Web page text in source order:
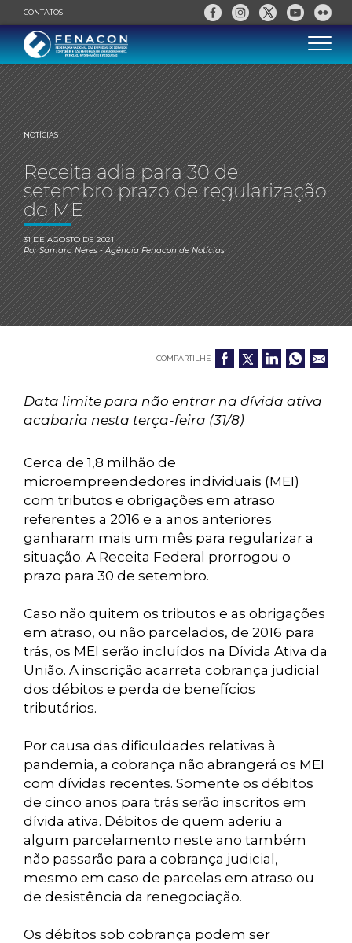
CONTATOS
NOTÍCIAS
Receita adia para 30 de
setembro prazo de regularização
do MEI
31 DE AGOSTO DE 2021
PorSamara Neres- Agência Fenacon de Notícias
COMPARTILHE
Data limite para não entrar na dívida ativa
acabaria nesta terça-feira (31/8)
Cerca de 1,8 milhão de
microempreendedores individuais (MEI)
com tributos e obrigações em atraso
referentes a 2016 e a anos anteriores
ganharam mais um mês para regularizar a
situação. A Receita Federal prorrogou o
prazo para 30 de setembro.
Caso não quitem os tributos e as obrigações
em atraso, ou não parcelados, de 2016 para
trás, os MEI serão incluídos na Dívida Ativa da
União. A inscrição acarreta cobrança judicial
dos débitos e perda de benefícios
tributários.
Por causa das dificuldades relativas à
pandemia, a cobrança não abrangerá os MEI
com dívidas recentes. Somente os débitos
de cinco anos para trás serão inscritos em
dívida ativa. Débitos de quem aderiu a
algum parcelamento neste ano também
não passarão para a cobrança judicial,
mesmo em caso de parcelas em atraso ou
de desistência da renegociação.
Os débitos sob cobrança podem ser